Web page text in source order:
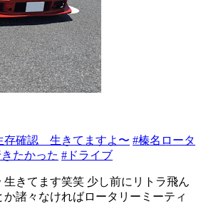
存確認 生きてますよ〜 #榛名ロータ
たかった #ドライブ
きてます笑笑 少し前にリトラ飛ん
諸々なければロータリーミーティ